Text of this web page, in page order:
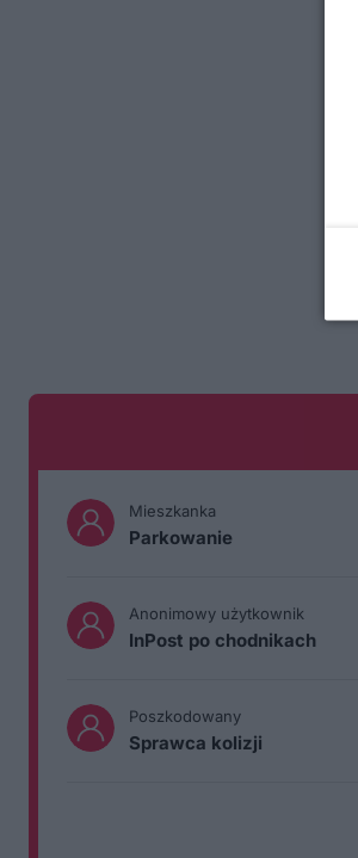
Mieszkanka
Parkowanie
Anonimowy użytkownik
InPost po chodnikach
Poszkodowany
Sprawca kolizji